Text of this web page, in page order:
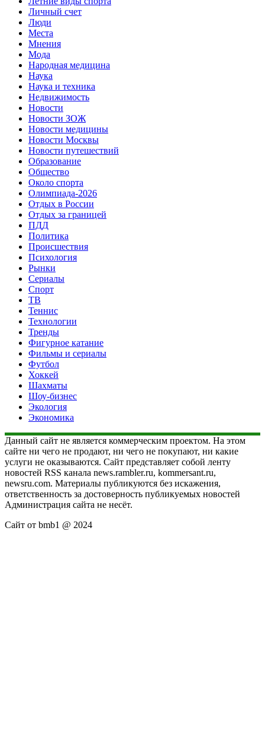
Личный счет
Люди
Места
Мнения
Мода
Народная медицина
Наука
Наука и техника
Недвижимость
Новости
Новости ЗОЖ
Новости медицины
Новости Москвы
Новости путешествий
Образование
Общество
Около спорта
Олимпиада-2026
Отдых в России
Отдых за границей
ПДД
Политика
Происшествия
Психология
Рынки
Сериалы
Спорт
ТВ
Теннис
Технологии
Тренды
Фигурное катание
Фильмы и сериалы
Футбол
Хоккей
Шахматы
Шоу-бизнес
Экология
Экономика
Данный сайт не является коммерческим проектом. На этом
сайте ни чего не продают, ни чего не покупают, ни какие
услуги не оказываются. Сайт представляет собой ленту
новостей RSS канала news.rambler.ru, kommersant.ru,
newsru.com. Материалы публикуются без искажения,
ответственность за достоверность публикуемых новостей
Администрация сайта не несёт.
Сайт от bmb1 @ 2024